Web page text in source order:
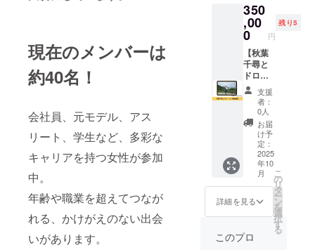
現在のメンバーは
約40名！
会社員、元モデル、アス
リート、学生など、多彩な
キャリアを持つ女性が参加
中。
年齢や職業を超えてつなが
れる、かけがえのない出会
いがあります。
す。 ※
チーム
から1名
か2名参
加させ
ていた
だきま
す。 ※
開催時
間：2時
間 ※東
京駅か
らの交
通費を
別途頂
戴いた
しま
す。 ※
日程な
ど詳細
はメー
ルにて
きま
す。 ※
サイ
ズ：約A
３ ※事
前にイ
メージ
のお打
ち合わ
せをさ
せてい
ただき
ます ※
打ち合
わせは
オンラ
イン
（Zoom
）で実
施させ
ていた
だきま
350
,00
0 円
残り5
【秋葉
千尋と
ドロー
ンでPR
動画撮
影】 秋
葉千尋
とド
ローン
でPR動
画撮影
いただ
く権利
です。
撮影す
る内容
を打ち
合わせ
支援
者：
0人
お届
け予
定：
2025
年10
月
詳細を見る
こ
の
リ
タ
ー
ン
を
選
択
す
る
このプロ